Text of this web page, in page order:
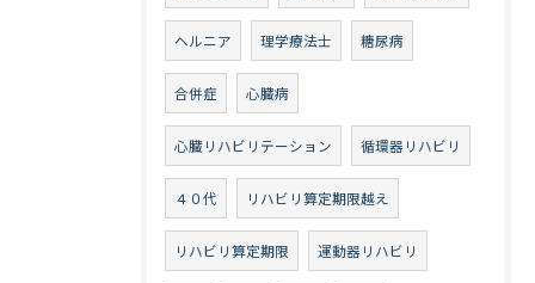
ヘルニア 理学療法士 糖尿病
合併症 心臓病
心臓リハビリテーション 循環器リハビリ
４０代 リハビリ算定期限越え
リハビリ算定期限 運動器リハビリ